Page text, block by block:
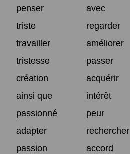
penser
avec
triste
regarder
travailler
améliorer
tristesse
passer
création
acquérir
ainsi que
intérêt
passionné
peur
adapter
rechercher
passion
accord